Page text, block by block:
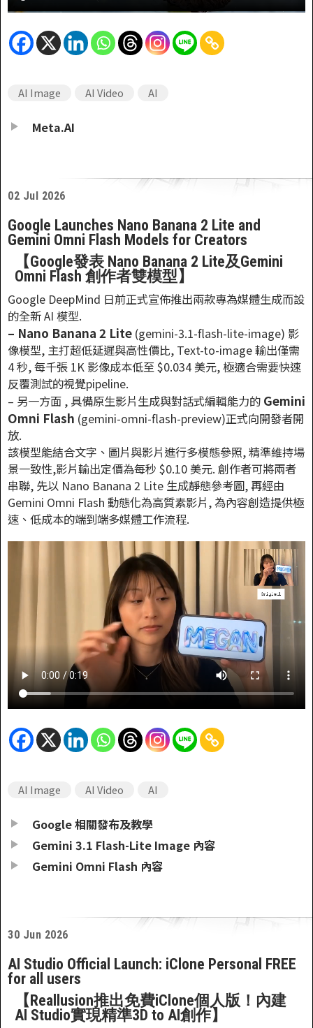
AI Image AI Video AI
Meta.AI
02 Jul 2026
Google Launches Nano Banana 2 Lite and
Gemini Omni Flash Models for Creators
【Google發表 Nano Banana 2 Lite及Gemini
Omni Flash 創作者雙模型】
Google DeepMind 日前正式宣佈推出兩款專為媒體生成而設
的全新 AI 模型.
– Nano Banana 2 Lite (gemini-3.1-flash-lite-image) 影
像模型, 主打超低延遲與高性價比, Text-to-image 輸出僅需
4 秒, 每千張 1K 影像成本低至 $0.034 美元, 極適合需要快速
反覆測試的視覺pipeline.
– 另一方面 , 具備原生影片生成與對話式編輯能力的 Gemini
Omni Flash (gemini-omni-flash-preview)正式向開發者開
放.
該模型能結合文字、圖片與影片進行多模態參照, 精準維持場
景一致性,影片輸出定價為每秒 $0.10 美元. 創作者可將兩者
串聯, 先以 Nano Banana 2 Lite 生成靜態參考圖, 再經由
Gemini Omni Flash 動態化為高質素影片, 為內容創造提供極
速、低成本的端到端多媒體工作流程.
AI Image AI Video AI
Google 相關發布及教學
Gemini 3.1 Flash-Lite Image 內容
Gemini Omni Flash 內容
30 Jun 2026
AI Studio Official Launch: iClone Personal FREE
for all users
【Reallusion推出免費iClone個人版！內建
AI Studio實現精準3D to AI創作】